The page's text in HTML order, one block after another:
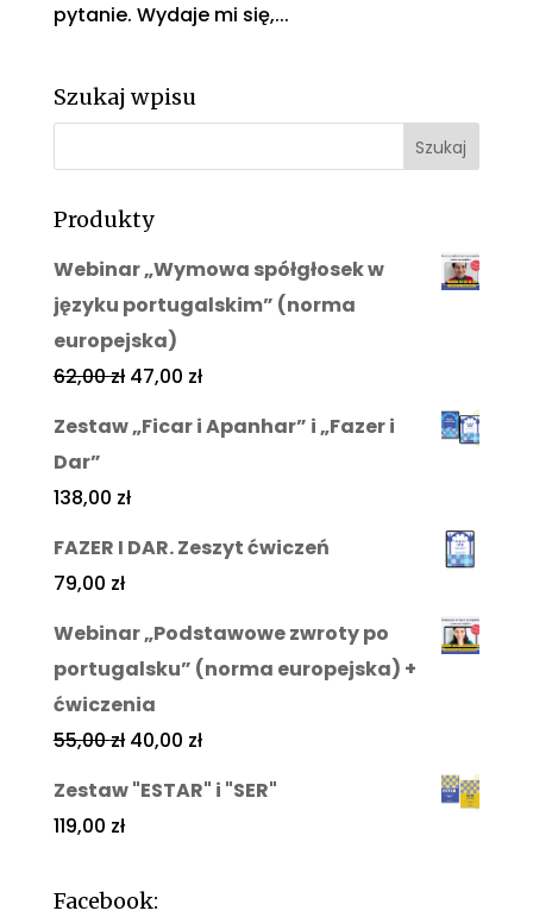
pytanie. Wydaje mi się,...
Szukaj wpisu
Produkty
Webinar „Wymowa spółgłosek w
języku portugalskim” (norma
europejska)
62,00zł 47,00 zł
Zestaw „Ficar i Apanhar” i „Fazer i
Dar”
138,00 zł
FAZER I DAR. Zeszyt ćwiczeń
79,00 zł
Webinar „Podstawowe zwroty po
portugalsku” (norma europejska) +
ćwiczenia
55,00zł 40,00 zł
Zestaw "ESTAR" i "SER"
119,00 zł
Facebook: